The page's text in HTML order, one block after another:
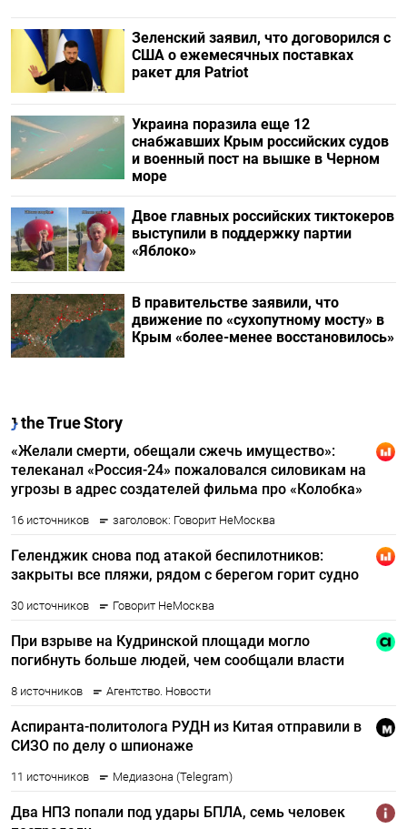
Зеленский заявил, что договорился с
США о ежемесячных поставках
ракет для Patriot
Украина поразила еще 12
снабжавших Крым российских судов
и военный пост на вышке в Черном
море
Двое главных российских тиктокеров
выступили в поддержку партии
«Яблоко»
В правительстве заявили, что
движение по «сухопутному мосту» в
Крым «более-менее восстановилось»